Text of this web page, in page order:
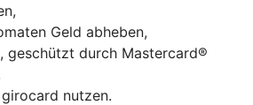
Geld abheben,
geschützt durch Mastercard®
nutzen.